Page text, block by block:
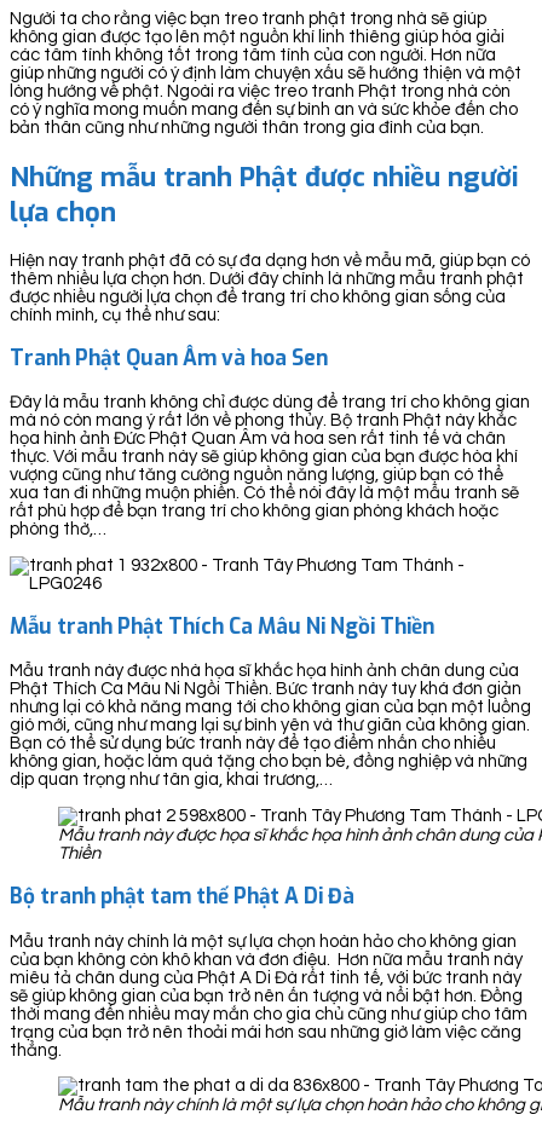
Người ta cho rằng việc bạn treo tranh phật trong nhà sẽ giúp
không gian được tạo lên một nguồn khí linh thiêng giúp hóa giải
các tâm tính không tốt trong tâm tính của con người. Hơn nữa
giúp những người có ý định làm chuyện xấu sẽ hướng thiện và một
lòng hướng về phật. Ngoài ra việc treo tranh Phật trong nhà còn
có ý nghĩa mong muốn mang đến sự bình an và sức khỏe đến cho
bản thân cũng như những người thân trong gia đình của bạn.
Những mẫu tranh Phật được nhiều người
lựa chọn
Hiện nay tranh phật đã có sự đa dạng hơn về mẫu mã, giúp bạn có
thêm nhiều lựa chọn hơn. Dưới đây chính là những mẫu tranh phật
được nhiều người lựa chọn để trang trí cho không gian sống của
chính mình, cụ thể như sau:
Tranh Phật Quan Âm và hoa Sen
Đây là mẫu tranh không chỉ được dùng để trang trí cho không gian
mà nó còn mang ý rất lớn về phong thủy. Bộ tranh Phật này khắc
họa hình ảnh Đức Phật Quan Âm và hoa sen rất tinh tế và chân
thực. Với mẫu tranh này sẽ giúp không gian của bạn được hòa khí
vượng cũng như tăng cường nguồn năng lượng, giúp bạn có thể
xua tan đi những muộn phiền. Có thể nói đây là một mẫu tranh sẽ
rất phù hợp để bạn trang trí cho không gian phòng khách hoặc
phòng thờ,…
Mẫu tranh Phật Thích Ca Mâu Ni Ngồi Thiền
Mẫu tranh này được nhà họa sĩ khắc họa hình ảnh chân dung của
Phật Thích Ca Mâu Ni Ngồi Thiền. Bức tranh này tuy khá đơn giản
nhưng lại có khả năng mang tới cho không gian của bạn một luồng
gió mới, cũng như mang lại sự bình yên và thư giãn của không gian.
Bạn có thể sử dụng bức tranh này để tạo điểm nhấn cho nhiều
không gian, hoặc làm quà tặng cho bạn bè, đồng nghiệp và những
dịp quan trọng như tân gia, khai trương,…
Mẫu tranh này được họa sĩ khắc họa hình ảnh chân dung của
Thiền
Bộ tranh phật tam thế Phật A Di Đà
Mẫu tranh này chính là một sự lựa chọn hoàn hảo cho không gian
của bạn không còn khô khan và đơn điệu. Hơn nữa mẫu tranh này
miêu tả chân dung của Phật A Di Đà rất tinh tế, với bức tranh này
sẽ giúp không gian của bạn trở nên ấn tượng và nổi bật hơn. Đồng
thời mang đến nhiều may mắn cho gia chủ cũng như giúp cho tâm
trạng của bạn trở nên thoải mái hơn sau những giờ làm việc căng
thẳng.
Mẫu tranh này chính là một sự lựa chọn hoàn hảo cho không